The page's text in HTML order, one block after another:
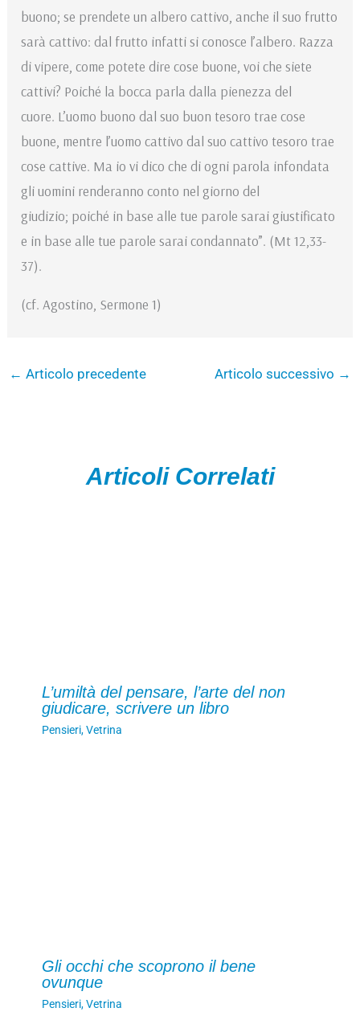
buono; se prendete un albero cattivo, anche il suo frutto
sarà cattivo: dal frutto infatti si conosce l’albero. Razza
di vipere, come potete dire cose buone, voi che siete
cattivi? Poiché la bocca parla dalla pienezza del
cuore. L’uomo buono dal suo buon tesoro trae cose
buone, mentre l’uomo cattivo dal suo cattivo tesoro trae
cose cattive. Ma io vi dico che di ogni parola infondata
gli uomini renderanno conto nel giorno del
giudizio; poiché in base alle tue parole sarai giustificato
e in base alle tue parole sarai condannato”. (Mt 12,33-
37).
(cf. Agostino, Sermone 1)
← Articolo precedente Articolo successivo →
Articoli Correlati
L’umiltà del pensare, l’arte del non
giudicare, scrivere un libro
Pensieri,Vetrina
Gli occhi che scoprono il bene
ovunque
Pensieri,Vetrina